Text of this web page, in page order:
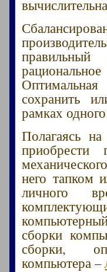
правильный
сохранить
рамках
Полагаясь
приобрести
него тапком
личного
сборки
сборки,
компьютера –